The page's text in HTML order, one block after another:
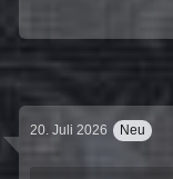
20. Juli 2026 Neu